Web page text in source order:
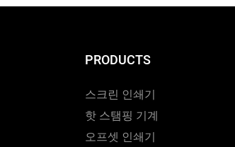
PRODUCTS
스크린 인쇄기
핫 스탬핑 기계
오프셋 인쇄기